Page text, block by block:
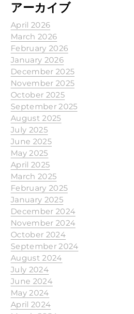
アーカイブ
April 2026
March 2026
February 2026
January 2026
December 2025
November 2025
October 2025
September 2025
August 2025
July 2025
June 2025
May 2025
April 2025
March 2025
February 2025
January 2025
December 2024
November 2024
October 2024
September 2024
August 2024
July 2024
June 2024
May 2024
April 2024